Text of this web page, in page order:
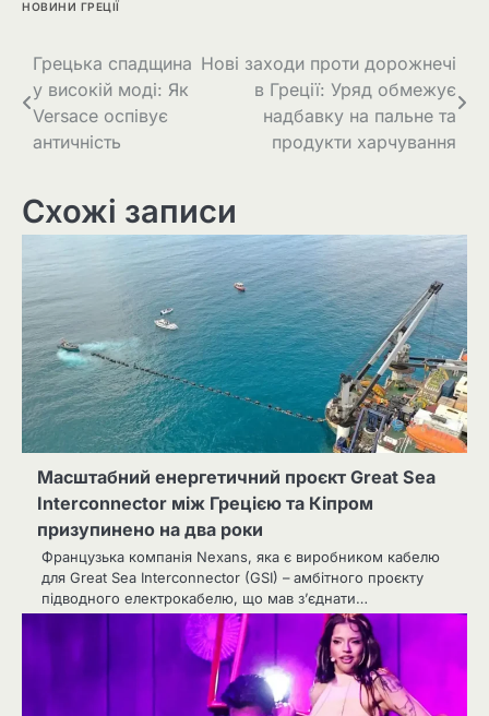
НОВИНИ ГРЕЦІЇ
Грецька спадщина
у високій моді: Як
Versace оспівує
античність
Нові заходи проти дорожнечі
в Греції: Уряд обмежує
надбавку на пальне та
продукти харчування
Схожі записи
Масштабний енергетичний проєкт Great Sea
Interconnector між Грецією та Кіпром
призупинено на два роки
Французька компанія Nexans, яка є виробником кабелю
для Great Sea Interconnector (GSI) – амбітного проєкту
підводного електрокабелю, що мав з’єднати…